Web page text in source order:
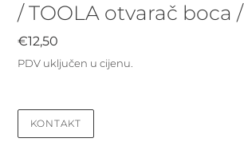
/ TOOLA otvarač boca /
Redovna
cijena
€12,50
PDV uključen u cijenu.
KONTAKT